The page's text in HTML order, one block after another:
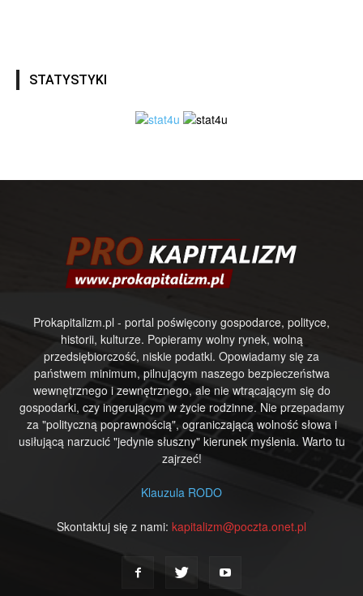
STATYSTYKI
Prokapitalizm.pl - portal poświęcony gospodarce, polityce,
historii, kulturze. Popieramy wolny rynek, wolną
przedsiębiorczość, niskie podatki. Opowiadamy się za
państwem minimum, pilnującym naszego bezpieczeństwa
wewnętrznego i zewnętrznego, ale nie wtrącającym się do
gospodarki, czy ingerującym w życie rodzinne. Nie przepadamy
za "polityczną poprawnością", ograniczającą wolność słowa i
usiłującą narzucić "jedynie słuszny" kierunek myślenia. Warto tu
zajrzeć!
Klauzula RODO
Skontaktuj się z nami: kapitalizm@poczta.onet.pl